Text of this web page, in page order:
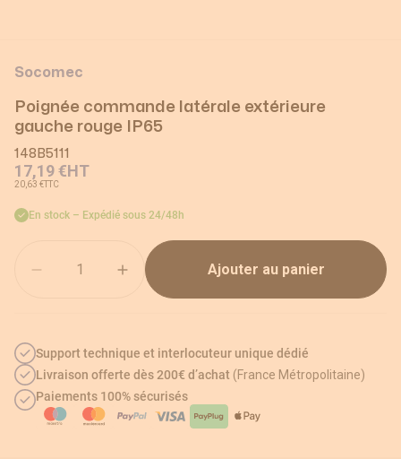
Socomec
Poignée commande latérale extérieure
gauche rouge IP65
148B5111
17,19 €HT
20,63 €TTC
En stock – Expédié sous 24/48h
Ajouter au panier
Support technique et interlocuteur unique dédié
Livraison offerte dès 200€ d’achat (France Métropolitaine)
Paiements 100% sécurisés